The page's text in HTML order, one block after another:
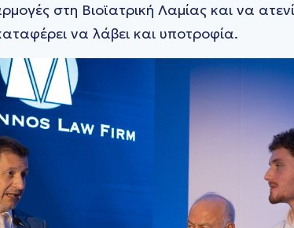
στη Βιοϊατρική Λαμίας και να
να λάβει και υποτροφία.